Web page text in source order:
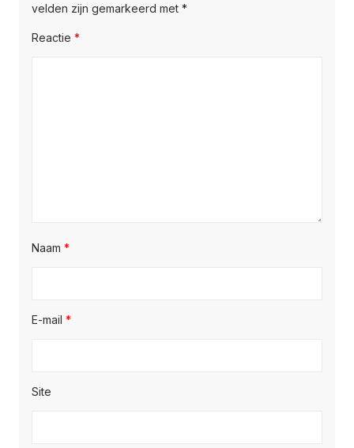
velden zijn gemarkeerd met *
Reactie *
Naam *
E-mail *
Site